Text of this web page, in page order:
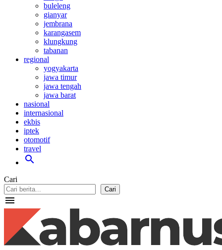
buleleng
gianyar
jembrana
karangasem
klungkung
tabanan
regional
yogyakarta
jawa timur
jawa tengah
jawa barat
nasional
internasional
ekbis
iptek
otomotif
travel
search
Cari
Cari
menu